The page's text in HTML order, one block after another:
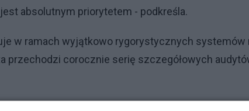
absolutnym priorytetem - podkreśla.
w ramach wyjątkowo rygorystycznych systemów
przechodzi corocznie serię szczegółowych